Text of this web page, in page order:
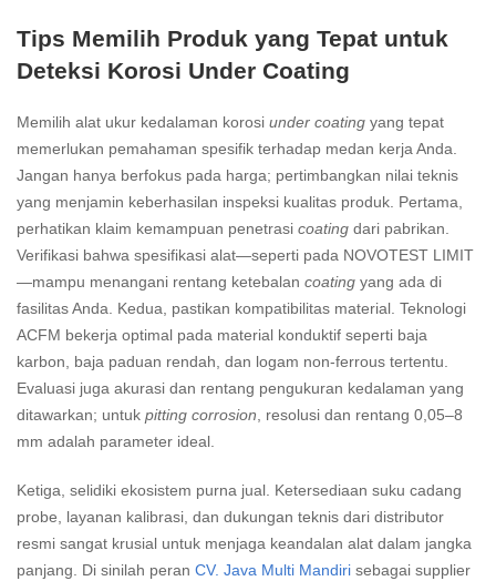
Tips Memilih Produk yang Tepat untuk
Deteksi Korosi Under Coating
Memilih alat ukur kedalaman korosi under coating yang tepat
memerlukan pemahaman spesifik terhadap medan kerja Anda.
Jangan hanya berfokus pada harga; pertimbangkan nilai teknis
yang menjamin keberhasilan inspeksi kualitas produk. Pertama,
perhatikan klaim kemampuan penetrasi coating dari pabrikan.
Verifikasi bahwa spesifikasi alat—seperti pada NOVOTEST LIMIT
—mampu menangani rentang ketebalan coating yang ada di
fasilitas Anda. Kedua, pastikan kompatibilitas material. Teknologi
ACFM bekerja optimal pada material konduktif seperti baja
karbon, baja paduan rendah, dan logam non-ferrous tertentu.
Evaluasi juga akurasi dan rentang pengukuran kedalaman yang
ditawarkan; untuk pitting corrosion , resolusi dan rentang 0,05–8
mm adalah parameter ideal.
Ketiga, selidiki ekosistem purna jual. Ketersediaan suku cadang
probe, layanan kalibrasi, dan dukungan teknis dari distributor
resmi sangat krusial untuk menjaga keandalan alat dalam jangka
panjang. Di sinilah peran CV. Java Multi Mandiri sebagai supplier